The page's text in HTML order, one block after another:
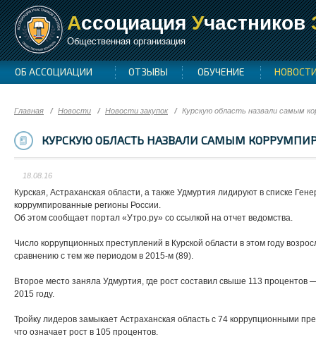
АссоциацияУчастников
Общественная организация
ОБ АССОЦИАЦИИ ОТЗЫВЫ ОБУЧЕНИЕ
Главная Новости Новости закупок Курскую область назвали самым
КУРСКУЮ ОБЛАСТЬ НАЗВАЛИ САМЫМ
18.08.16
Курская, Астраханская области, а также Удмуртия лидируют в списке
коррумпированные регионы России.
Об этом сообщает портал «Утро.ру» со ссылкой на отчет ведомства.
Число коррупционных преступлений в Курской области в этом году
сравнению с тем же периодом в 2015-м (89).
Второе место заняла Удмуртия, где рост составил свыше 113
2015 году.
Тройку лидеров замыкает Астраханская область с 74 коррупционными
что означает рост в 105 процентов.